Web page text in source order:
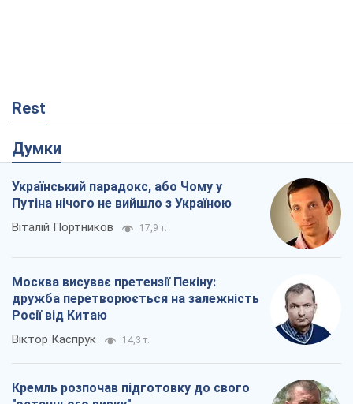
Rest
Думки
Український парадокс, або Чому у
Путіна нічого не вийшло з Україною
Віталій Портников 17,9 т.
Москва висуває претензії Пекіну:
дружба перетворюється на залежність
Росії від Китаю
Віктор Каспрук 14,3 т.
Кремль розпочав підготовку до свого